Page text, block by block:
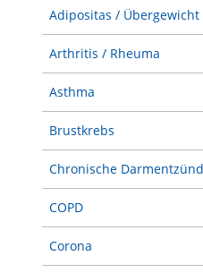
Adipositas / Übergewicht
Arthritis / Rheuma
Asthma
Brustkrebs
Chronische
COPD
Corona